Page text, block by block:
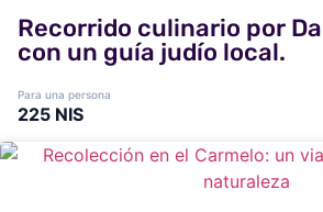
Recorrido culinario por
con un guía judío local.
Para una persona
225 NIS